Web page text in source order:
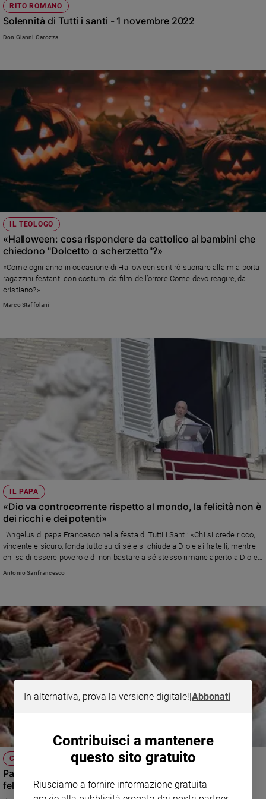
Policy
Contatti
Pubblicità
Registrati
Redazione
Social
RITO ROMANO
Solennità di Tutti i santi - 1 novembre 2022
Don Gianni Carozza
IL TEOLOGO
«Halloween: cosa rispondere da cattolico ai bambini che
chiedono "Dolcetto o scherzetto"?»
«Come ogni anno in occasione di Halloween sentirò suonare alla mia porta
ragazzini festanti con costumi da film dell’orrore Come devo reagire, da
cristiano?»
Marco Staffolani
IL PAPA
«Dio va controcorrente rispetto al mondo, la felicità non è
dei ricchi e dei potenti»
L’Angelus di papa Francesco nella festa di Tutti i Santi: «Chi si crede ricco,
vincente e sicuro, fonda tutto su di sé e si chiude a Dio e ai fratelli, mentre
chi sa di essere povero e di non bastare a sé stesso rimane aperto a Dio e
al prossimo». E ricorda che «senza gioia, la fede diventa un esercizio
Antonio Sanfrancesco
CHIESA
Papa Francesco in Svezia: «I santi e il segreto della
felicità»
In alternativa, prova la versione digitale!|Abbonati
Contribuisci a mantenere
questo sito gratuito
Riusciamo a fornire informazione gratuita